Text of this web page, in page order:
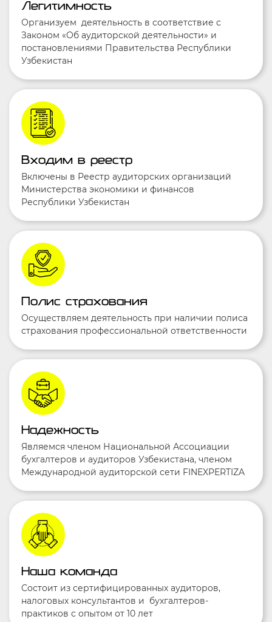
Легитимность
Организуем деятельность в соответствие с
Законом «Об аудиторской деятельности» и
постановлениями Правительства Республики
Узбекистан
Входим в реестр
Включены в Реестр аудиторских организаций
Министерства экономики и финансов
Республики Узбекистан
Полис страхования
Осуществляем деятельность при наличии полиса
страхования профессиональной ответственности
Надежность
Являемся членом Национальной Ассоциации
бухгалтеров и аудиторов Узбекистана, членом
Международной аудиторской сети FINEXPERTIZA
Наша команда
Состоит из сертифицированных аудиторов,
налоговых консультантов и бухгалтеров-
практиков с опытом от 10 лет